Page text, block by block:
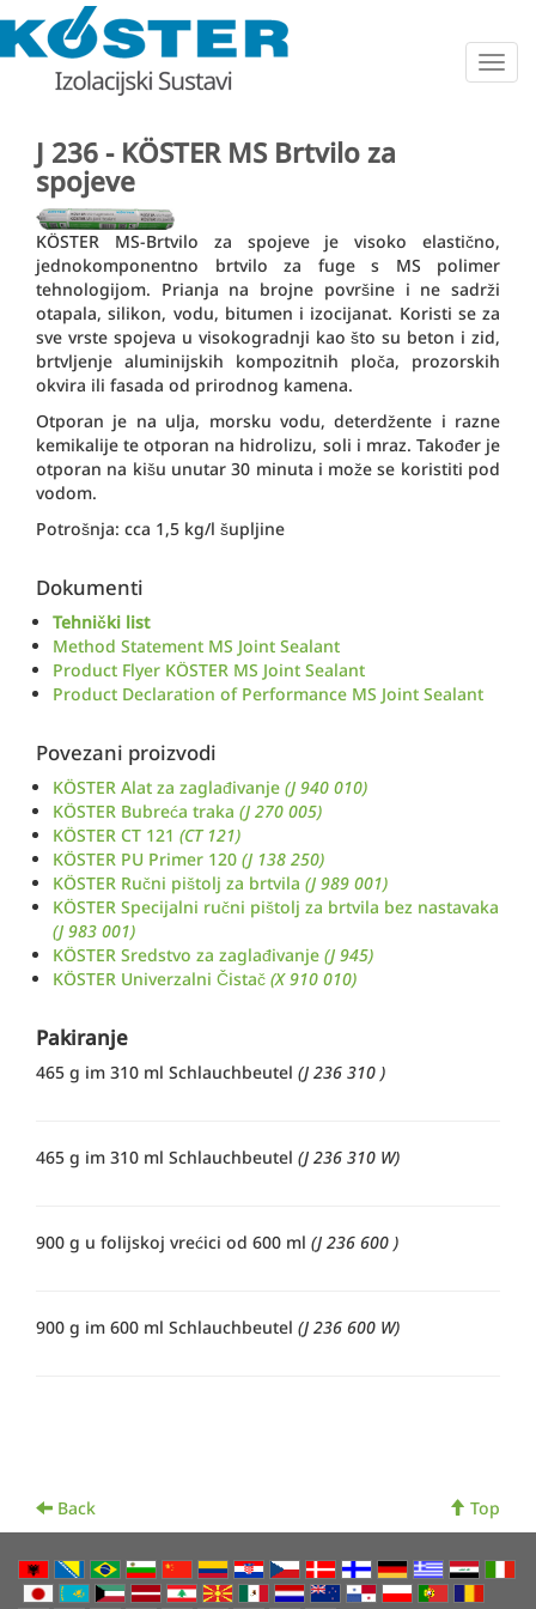
J 236 - KÖSTER MS Brtvilo za
spojeve
KÖSTER MS-Brtvilo za spojeve je visoko elastično,
jednokomponentno brtvilo za fuge s MS polimer
tehnologijom. Prianja na brojne površine i ne sadrži
otapala, silikon, vodu, bitumen i izocijanat. Koristi se za
sve vrste spojeva u visokogradnji kao što su beton i zid,
brtvljenje aluminijskih kompozitnih ploča, prozorskih
okvira ili fasada od prirodnog kamena.
Otporan je na ulja, morsku vodu, deterdžente i razne
kemikalije te otporan na hidrolizu, soli i mraz. Također je
otporan na kišu unutar 30 minuta i može se koristiti pod
vodom.
Potrošnja: cca 1,5 kg/l šupljine
Dokumenti
Tehnički list
Method Statement MS Joint Sealant
Product Flyer KÖSTER MS Joint Sealant
Product Declaration of Performance MS Joint Sealant
Povezani proizvodi
KÖSTER Alat za zaglađivanje (J 940 010)
KÖSTER Bubreća traka (J 270 005)
KÖSTER CT 121 (CT 121)
KÖSTER PU Primer 120 (J 138 250)
KÖSTER Ručni pištolj za brtvila (J 989 001)
KÖSTER Specijalni ručni pištolj za brtvila bez nastavaka
(J 983 001)
KÖSTER Sredstvo za zaglađivanje (J 945)
KÖSTER Univerzalni Čistač (X 910 010)
Pakiranje
465 g im 310 ml Schlauchbeutel (J 236 310 )
465 g im 310 ml Schlauchbeutel (J 236 310 W)
900 g u folijskoj vrećici od 600 ml (J 236 600 )
900 g im 600 ml Schlauchbeutel (J 236 600 W)
Back Top